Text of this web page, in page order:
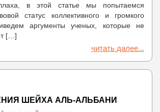
в этой статье мы попытаемся
статус коллективного и громкого
аргументы ученых, которые не
[…]
читать далее...
ШЕЙХА АЛЬ-АЛЬБАНИ